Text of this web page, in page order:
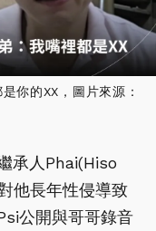
你的XX，圖片來源：
承人Phai(Hiso
他長年性侵導致
公開與哥哥錄音